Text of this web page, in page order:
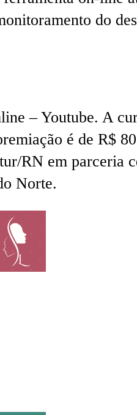
do
– Youtube. A
é de R$
RN em parceria
Norte.